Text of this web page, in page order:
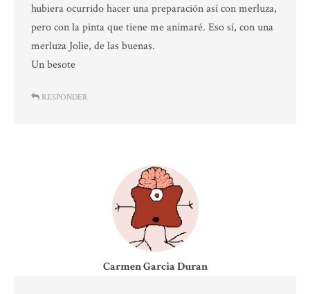
hubiera ocurrido hacer una preparación así con merluza,
pero con la pinta que tiene me animaré. Eso sí, con una
merluza Jolie, de las buenas.
Un besote
RESPONDER
Carmen Garcia Duran